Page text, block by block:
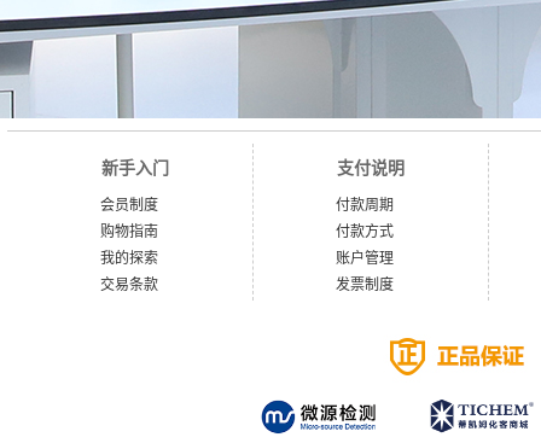
新手入门
会员制度
购物指南
我的探索
交易条款
支付说明
付款周期
付款方式
账户管理
发票制度